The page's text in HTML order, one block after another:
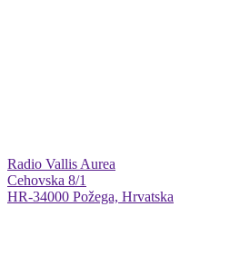
Radio Vallis Aurea
Cehovska 8/1
HR-34000 Požega, Hrvatska